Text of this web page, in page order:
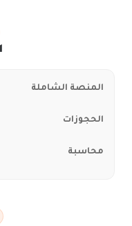
المنصة الشاملة
الحجوزات
محاسبة